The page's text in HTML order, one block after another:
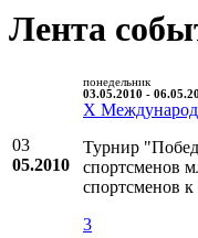
Лента
03
05.2010
понедельник
03.05.2010 -
X
Турнир
спортсменов
спортсменов
3